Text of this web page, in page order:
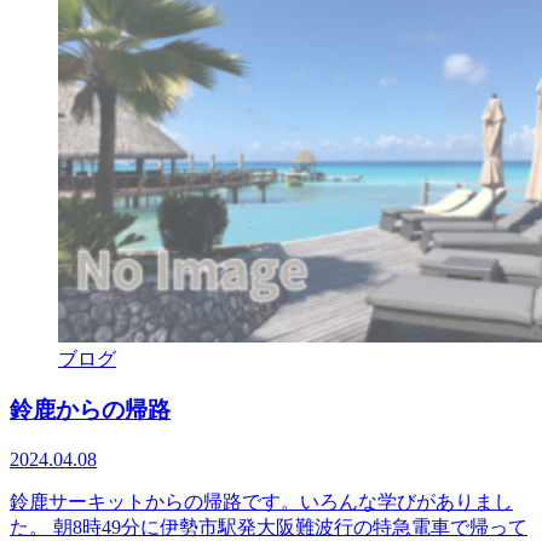
ブログ
鈴鹿からの帰路
2024.04.08
鈴鹿サーキットからの帰路です。いろんな学びがありまし
た。 朝8時49分に伊勢市駅発大阪難波行の特急電車で帰って